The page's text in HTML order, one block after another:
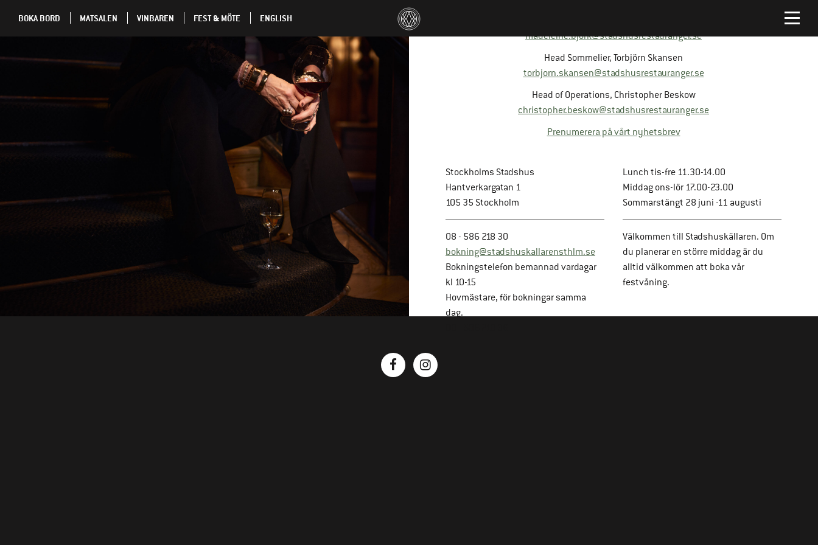
BOKA BORD MATSALEN VINBAREN FEST & MÖTE ENGLISH
madeleine.bjork@stadshusrestauranger.se
Head Sommelier, Torbjörn Skansen
torbjorn.skansen@stadshusrestauranger.se
Head of Operations, Christopher Beskow
christopher.beskow@stadshusrestauranger.se
Prenumerera på vårt nyhetsbrev
Stockholms Stadshus
Hantverkargatan 1
105 35 Stockholm
08 - 586 218 30
bokning@stadshuskallarensthlm.se
Bokningstelefon bemannad vardagar
kl 10-15
Hovmästare, för bokningar samma
dag.
Lunch tis-fre 11.30-14.00
Middag ons-lör 17.00-23.00
Sommarstängt 28 juni -11 augusti
Välkommen till Stadshuskällaren. Om
du planerar en större middag är du
alltid välkommen att boka vår
festvåning.